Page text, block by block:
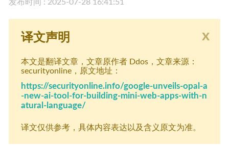
发布时间 : 2025-07-28 16:41:51
x
译文声明
本文是翻译文章，文章原作者 Ddos，文章来源：
securityonline，原文地址：
https://securityonline.info/google-unveils-opal-a
-new-ai-tool-for-building-mini-web-apps-with-n
atural-language/
译文仅供参考，具体内容表达以及含义原文为准。